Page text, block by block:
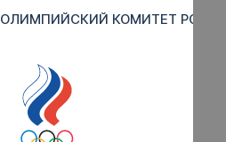
ОЛИМПИЙСКИЙ КОМИТЕТ